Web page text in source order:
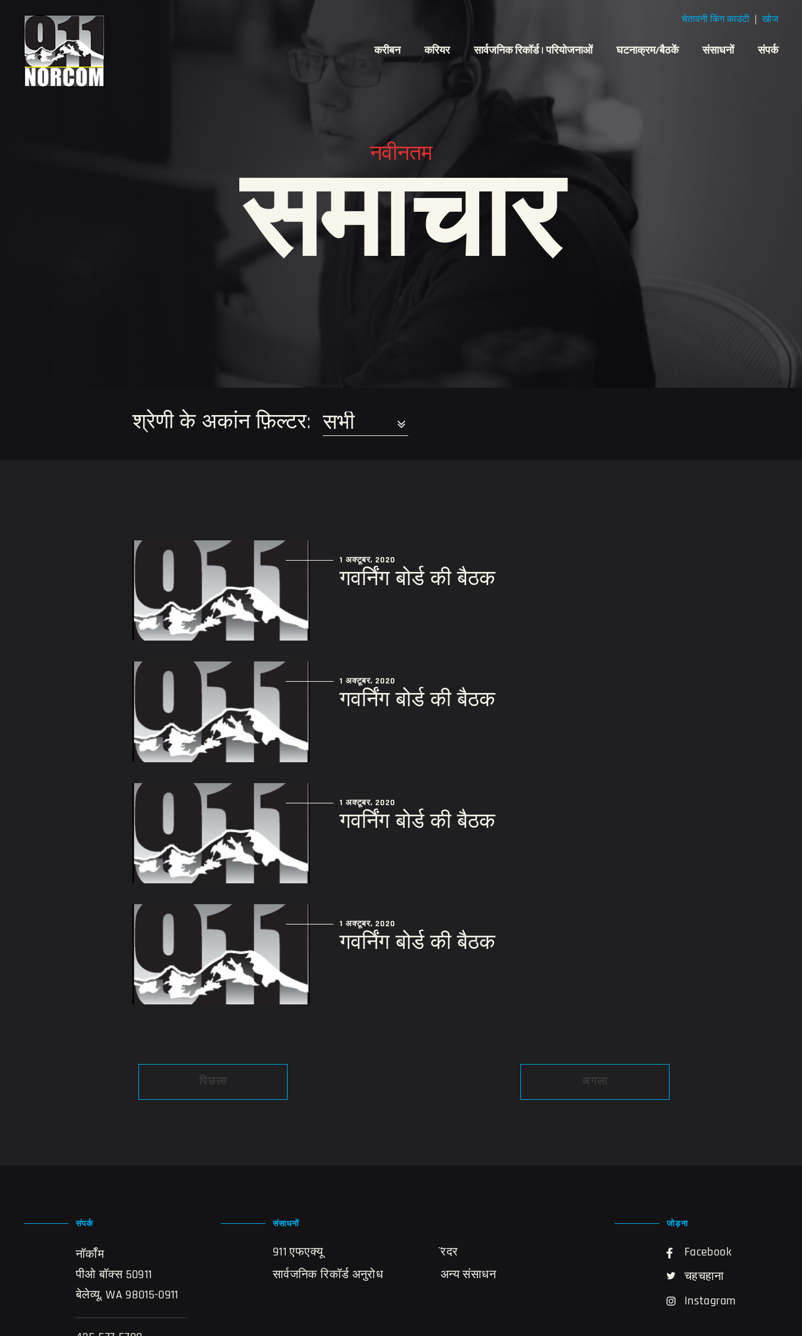
करीबन करियर सार्वजनिक रिकॉर्ड | परियोजनाओं घटनाक्रम/बैठकें संसाधनों संपर्क
चेतावनी किंग काउंटी खोज
नवीनतम
समाचार
श्रेणी के अकांन फ़िल्टर:
1 अक्टूबर, 2020
गवर्निंग बोर्ड की बैठक
1 अक्टूबर, 2020
गवर्निंग बोर्ड की बैठक
1 अक्टूबर, 2020
गवर्निंग बोर्ड की बैठक
1 अक्टूबर, 2020
गवर्निंग बोर्ड की बैठक
पिछला अगला
संपर्क
नॉर्कॉम
पीओ बॉक्स 50911
बेलेव्यू, WA 98015-0911
संसाधनों
911 एफएक्यू
सार्वजनिक रिकॉर्ड अनुरोध
̈रदर
अन्य संसाधन
जोड़ना
Facebook
चहचहाना
Instagram